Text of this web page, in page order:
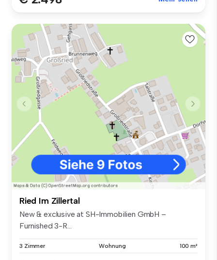
Ried Im Zillertal
New & exclusive at SH-Immobilien GmbH –
Furnished 3-R...
3 Zimmer Wohnung 100 m²